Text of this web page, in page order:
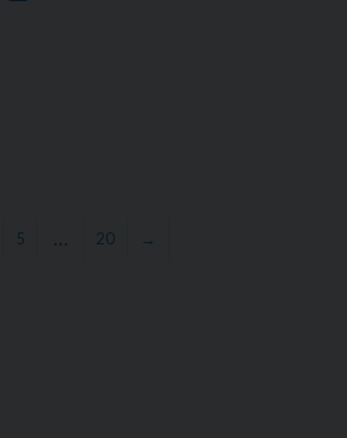
5 … 20 →